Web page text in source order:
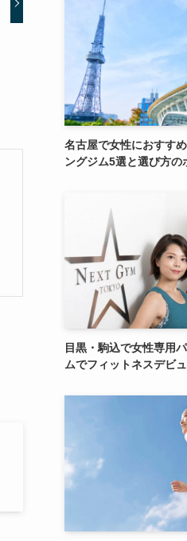
名古屋で女性におすす
ングジム5選と選び方の
目黒・駒込で女性専用
ムでフィットネスデビ